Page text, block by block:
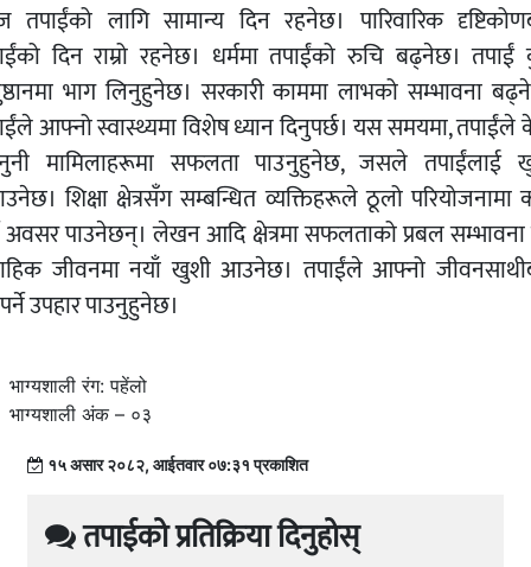
लागि सामान्य दिन रहनेछ। पारिवारिक
दिन राम्रो रहनेछ। धर्ममा तपाईंको रुचि बढ्नेछ।
भाग लिनुहुनेछ। सरकारी काममा लाभको सम्भावना
आफ्नो स्वास्थ्यमा विशेष ध्यान दिनुपर्छ। यस समयमा, तपाईंले
मामिलाहरूमा सफलता पाउनुहुनेछ, जसले तपाईंलाई
शिक्षा क्षेत्रसँग सम्बन्धित व्यक्तिहरूले ठूलो परियोजनामा
अवसर पाउनेछन्। लेखन आदि क्षेत्रमा सफलताको प्रबल
जीवनमा नयाँ खुशी आउनेछ। तपाईंले आफ्नो
उपहार पाउनुहुनेछ।
भाग्यशाली रंग: पहेंलो
भाग्यशाली अंक – ०३
१५ असार २०८२, आईतवार ०७:३१ प्रकाशित
तपाईको प्रतिक्रिया दिनुहोस्